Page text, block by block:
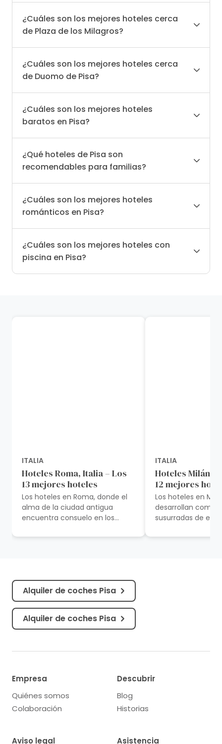
¿Cuáles son los mejores hoteles cerca
de Plaza de los Milagros?
¿Cuáles son los mejores hoteles cerca
de Duomo de Pisa?
¿Cuáles son los mejores hoteles
baratos en Pisa?
¿Qué hoteles de Pisa son
recomendables para familias?
¿Cuáles son los mejores hoteles
románticos en Pisa?
¿Cuáles son los mejores hoteles con
piscina en Pisa?
ITALIA
Hoteles Roma, Italia – Los
13 mejores hoteles
Los hoteles en Roma, donde el
alma de la ciudad antigua
encuentra consuelo en los
como versos de un soneto
ITALIA
Hoteles Milán,
12 mejores
Los hoteles en
desarrollan como
susurradas de
es un viaje a
Alquiler de coches Pisa
Alquiler de coches Pisa
Empresa
Quiénes somos
Colaboración
Descubrir
Blog
Historias
Aviso legal Asistencia